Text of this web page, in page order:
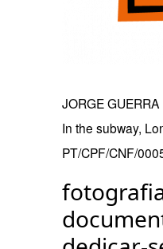
JORGE GUERRA
In the subway,
PT/CPF/CNF/